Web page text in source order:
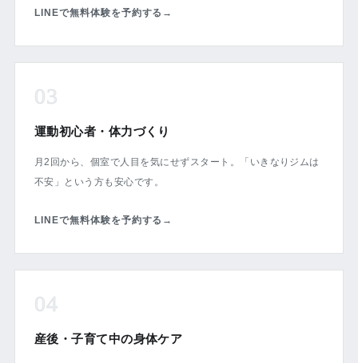
LINEで無料体験を予約する →
03
運動初心者・体力づくり
月2回から、個室で人目を気にせずスタート。「いきなりジムは
不安」という方も安心です。
LINEで無料体験を予約する →
04
産後・子育て中の身体ケア